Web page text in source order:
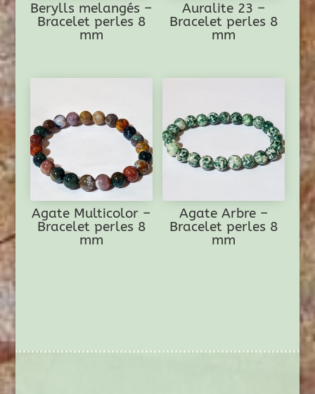
Berylls melangés –
Bracelet perles 8
mm
Auralite 23 –
Bracelet perles 8
mm
Agate Multicolor –
Bracelet perles 8
mm
Agate Arbre –
Bracelet perles 8
mm